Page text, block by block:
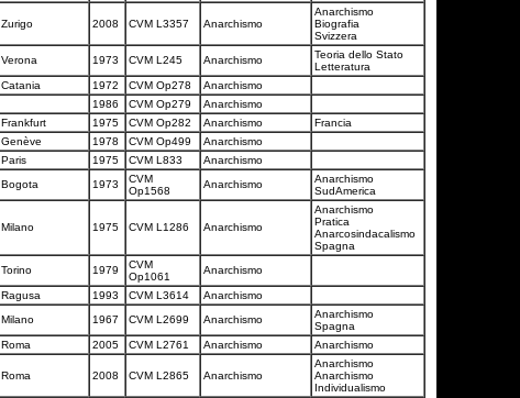
Zurigo 2008 CVM L3357 Anarchismo
Anarchismo
Biografia
Svizzera
Verona 1973 CVM L245 Anarchismo
Teoria dello Stato
Letteratura
Catania 1972 CVM Op278
Anarchismo
1986 CVM Op279
Anarchismo
Frankfurt 1975 CVM Op282 Anarchismo
Francia
Genève 1978 CVM Op499
Anarchismo
Paris 1975 CVM L833
Anarchismo
Bogota 1973
CVM
Op1568
Anarchismo
Anarchismo
SudAmerica
Milano 1975 CVM L1286 Anarchismo
Anarchismo
Pratica
Anarcosindacalismo
Spagna
Torino 1979
CVM
Op1061
Anarchismo
Ragusa 1993 CVM L3614
Anarchismo
Milano 1967 CVM L2699 Anarchismo
Anarchismo
Spagna
Roma 2005 CVM L2761 Anarchismo Anarchismo
Roma 2008 CVM L2865 Anarchismo
Anarchismo
Anarchismo
Individualismo